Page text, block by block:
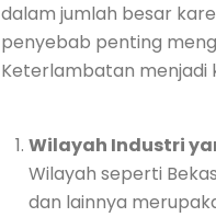
dalam jumlah besar
penyebab penting
Keterlambatan menjadi
Wilayah Industri
Wilayah seperti
dan lainnya